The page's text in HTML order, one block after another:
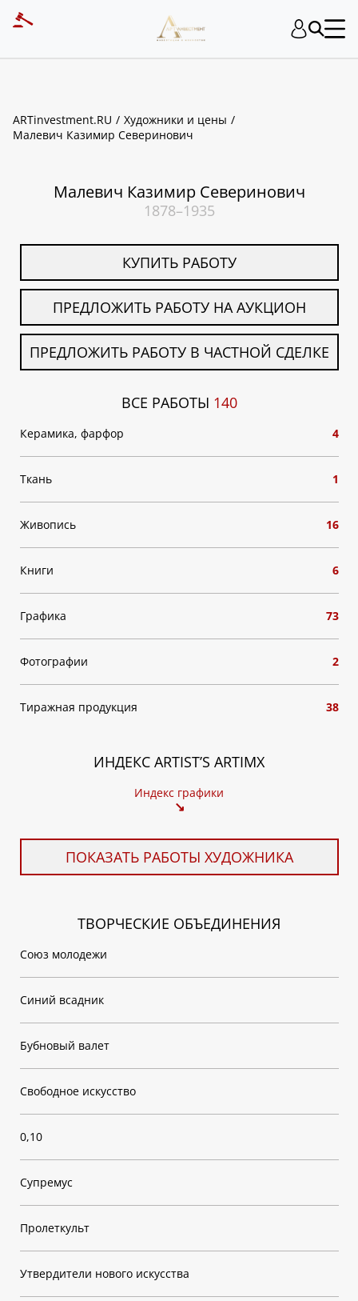
ARTinvestment.RU
Художники и цены
Малевич Казимир Северинович
Малевич Казимир Северинович
1878–1935
КУПИТЬ РАБОТУ
ПРЕДЛОЖИТЬ РАБОТУ НА АУКЦИОН
ПРЕДЛОЖИТЬ РАБОТУ В ЧАСТНОЙ СДЕЛКЕ
ВСЕ РАБОТЫ 140
Керамика, фарфор 4
Ткань 1
Живопись 16
Книги 6
Графика 73
Фотографии 2
Тиражная продукция 38
ИНДЕКС ARTIST’S ARTIMX
Индекс графики
↘
ПОКАЗАТЬ РАБОТЫ ХУДОЖНИКА
ТВОРЧЕСКИЕ ОБЪЕДИНЕНИЯ
Союз молодежи
Синий всадник
Бубновый валет
Свободное искусство
0,10
Супремус
Пролеткульт
Утвердители нового искусства